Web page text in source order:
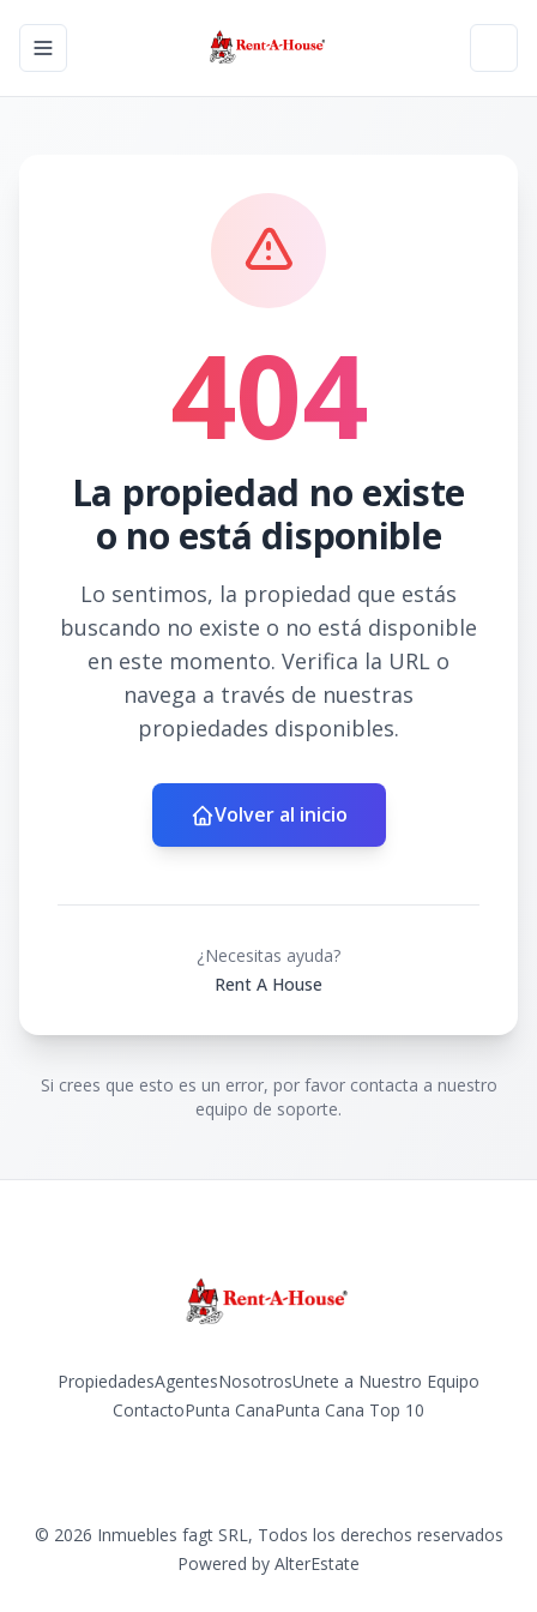
Toggle navigation menu
404
La propiedad no existe
o no está disponible
Lo sentimos, la propiedad que estás
buscando no existe o no está disponible
en este momento. Verifica la URL o
navega a través de nuestras
propiedades disponibles.
Volver al inicio
¿Necesitas ayuda?
Rent A House
Si crees que esto es un error, por favor contacta a nuestro
equipo de soporte.
PropiedadesAgentesNosotrosUnete a Nuestro Equipo
ContactoPunta CanaPunta Cana Top 10
© 2026 Inmuebles fagt SRL, Todos los derechos reservados
Powered by AlterEstate